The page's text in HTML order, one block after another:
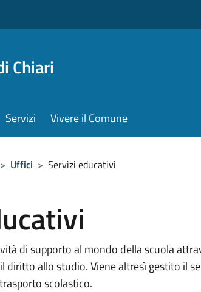
Chiari
Servizi Vivere il Comune
> Uffici > Servizi educativi
di supporto al mondo della scuola
diritto allo studio. Viene altresì gestito il
scolastico.